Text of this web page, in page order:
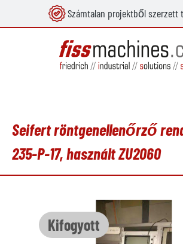
Számtalan projektből szerzett
Seifert röntgenellenőrző
235-P-17, használt ZU2060
Kifogyott